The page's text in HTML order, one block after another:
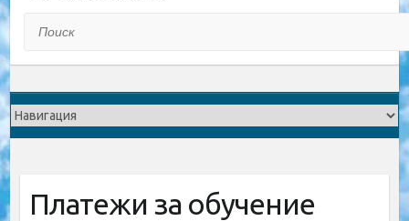
Платежи за обучение